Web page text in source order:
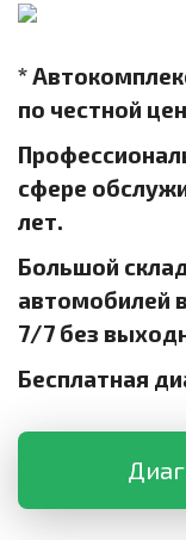
*
по честной
сфере
лет.
Большой
автомобилей
7/7 без
Бесплатная